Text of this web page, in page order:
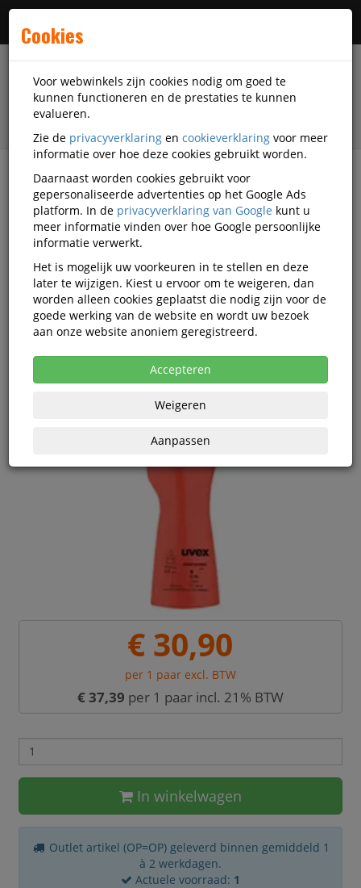
filter
Veiligheidsartikelen
Werkhandschoenen
Elektrohandschoenen
OUTLET uvex power protect V1000
handschoen - 10
€ 30,90
per 1 paar excl. BTW
€ 37,39 per 1 paar incl. 21% BTW
In winkelwagen
Outlet artikel (OP=OP) geleverd binnen gemiddeld 1
à 2 werkdagen.
Actuele voorraad: 1
Cookies
Voor webwinkels zijn cookies nodig om goed te
kunnen functioneren en de prestaties te kunnen
evalueren.
Zie de privacyverklaring en cookieverklaring voor meer
informatie over hoe deze cookies gebruikt worden.
Daarnaast worden cookies gebruikt voor
gepersonaliseerde advertenties op het Google Ads
platform. In de privacyverklaring van Google kunt u
meer informatie vinden over hoe Google persoonlijke
informatie verwerkt.
Het is mogelijk uw voorkeuren in te stellen en deze
later te wijzigen. Kiest u ervoor om te weigeren, dan
worden alleen cookies geplaatst die nodig zijn voor de
goede werking van de website en wordt uw bezoek
aan onze website anoniem geregistreerd.
Accepteren
Weigeren
Aanpassen